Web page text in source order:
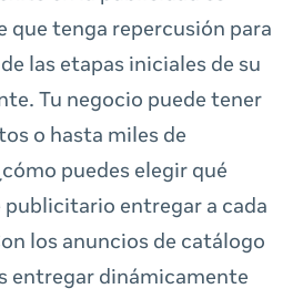
que tenga repercusión para
las etapas iniciales de su
Tu negocio puede tener
o hasta miles de
puedes elegir qué
entregar a cada
los anuncios de catálogo
entregar dinámicamente